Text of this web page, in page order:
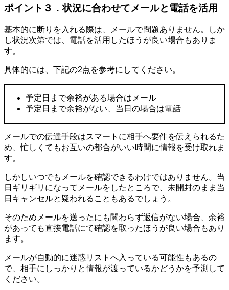
ポイント３．状況に合わせてメールと電話を活用
基本的に断りを入れる際は、メールで問題ありません。しか
し状況次第では、電話を活用したほうが良い場合もありま
す。
具体的には、下記の2点を参考にしてください。
予定日まで余裕がある場合はメール
予定日まで余裕がない、当日の場合は電話
メールでの伝達手段はスマートに相手へ要件を伝えられるた
め、忙しくてもお互いの都合がいい時間に情報を受け取れま
す。
しかしいつでもメールを確認できるわけではありません。当
日ギリギリになってメールをしたところで、未開封のまま当
日キャンセルと疑われることもあるでしょう。
そのためメールを送ったにも関わらず返信がない場合、余裕
があっても直接電話にて確認を取ったほうが良い場合もあり
ます。
メールが自動的に迷惑リストへ入っている可能性もあるの
で、相手にしっかりと情報が渡っているかどうかを予測して
ください。